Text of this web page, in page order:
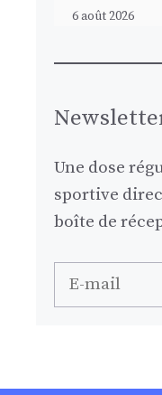
6 août 2026
Une dose
sportive
boîte de